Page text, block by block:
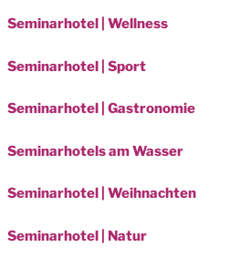
Seminarhotel | Wellness
Seminarhotel | Sport
Seminarhotel | Gastronomie
Seminarhotels am Wasser
Seminarhotel | Weihnachten
Seminarhotel | Natur